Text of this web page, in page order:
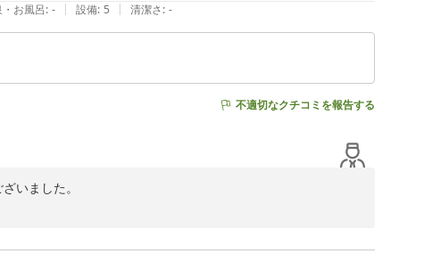
お風呂: - | 設備: 5 | 清潔さ: -
不適切なクチコミを報告する
いました。
てしまいましたこと重ねてお詫び申し上げます。